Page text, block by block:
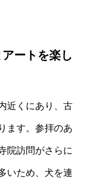
ートを楽し
近くにあり、古
ます。参拝のあ
院訪問がさらに
いため、犬を連